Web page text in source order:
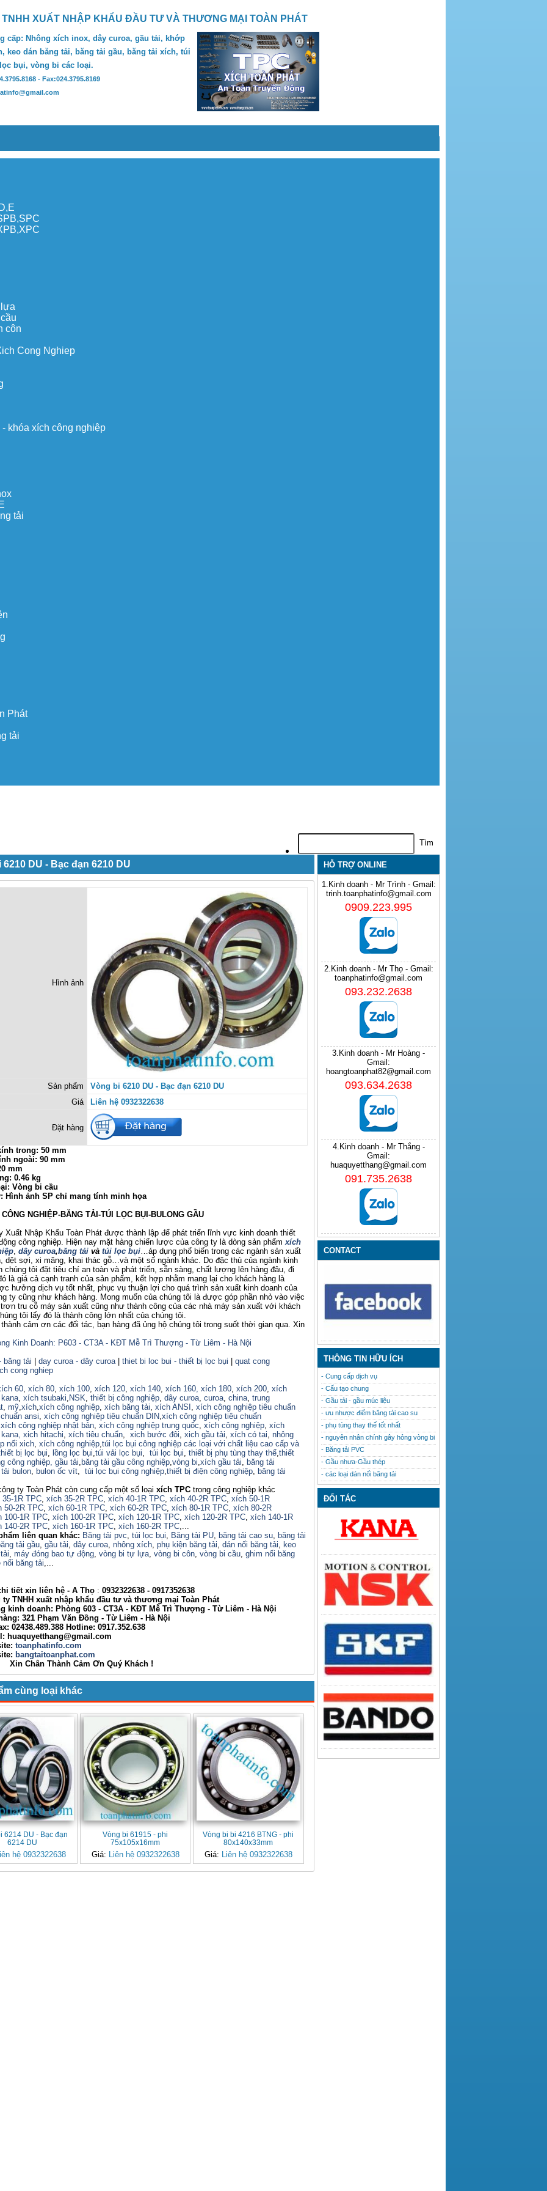
TNHH XUẤT NHẬP KHẨU ĐẦU TƯ VÀ THƯƠNG MẠI TOÀN PHÁT
cấp: Nhông xích inox, dây curoa, gầu tải, khớp
keo dán băng tải, băng tải gầu, băng tải xích, túi
bụi, vòng bi các loại.
- Fax:024.3795.8169
côn
Cong Nghiep
khóa xích công nghiệp
tải
Phát
tải
DU - Bạc đạn 6210 DU
Hình ảnh
Sản phẩm
Vòng bi 6210 DU - Bạc đạn 6210 DU
Giá
Liên hệ 0932322638
Đặt hàng
trong: 50 mm
ngoài: 90 mm
mm
0.46 kg
Vòng bi cầu
Hình ảnh SP chỉ mang tính minh họa
NGHIỆP-BĂNG TẢI-TÚI LỌC BỤI-BULONG GẦU
Nhập Khẩu Toàn Phát được thành lập để phát triển lĩnh vực kinh doanh thiết
công nghiệp. Hiện nay mặt hàng chiến lược của công ty là dòng sản phẩm xích
, dây curoa,băng tải và túi lọc bụi…áp dụng phổ biến trong các ngành sản xuất
dệt sợi, xi măng, khai thác gỗ…và một số ngành khác. Do đặc thù của ngành kinh
chúng tôi đặt tiêu chí an toàn và phát triển, sẵn sàng, chất lượng lên hàng đâu, đi
là giá cả cạnh tranh của sản phẩm, kết hợp nhằm mang lại cho khách hàng là
hưởng dịch vụ tốt nhất, phục vụ thuận lợi cho quá trình sản xuất kinh doanh của
ty cũng như khách hàng. Mong muốn của chúng tôi là được góp phần nhỏ vào việc
tru cỗ máy sản xuất cũng như thành công của các nhà máy sản xuất với khách
tôi lấy đó là thành công lớn nhất của chúng tôi.
cảm ơn các đối tác, bạn hàng đã ủng hộ chúng tôi trong suốt thời gian qua. Xin
Kinh Doanh: P603 - CT3A - KĐT Mễ Trì Thượng - Từ Liêm - Hà Nội
băng tải
day curoa - dây curoa| thiet bi loc bui - thiết bị lọc bụi
quat cong
cong nghiep
60, xích 80, xích 100, xích 120, xích 140, xích 160, xích 180, xích 200, xích
, xích tsubaki, NSK, thiết bị công nghiệp, dây curoa, curoa, china, trung
, mỹ,xích,xích công nghiệp, xích băng tải, xích ANSI , xích công nghiệp tiêu chuẩn
ansi, xích công nghiệp tiêu chuẩn DIN,xích công nghiệp tiêu chuẩn
xích công nghiệp nhật bản, xích công nghiệp trung quốc, xích công nghiệp, xích
xich hitachi, xích tiêu chuẩn, xich bước đôi, xich gầu tải, xích có tai, nhông
nối xich, xích công nghiệp,túi lọc bụi công nghiệp các loại với chất liệu cao cấp và
bị lọc bụi, lồng lọc bụi,túi vải lọc bụi, túi lọc bụi, thiết bị phụ tùng thay thế,thiết
công nghiệp, gầu tải, băng tải gầu công nghiệp,vòng bi,xích gầu tải, băng tải
bulon, bulon ốc vít, túi lọc bụi công nghiệp,thiết bị điện công nghiệp, băng tải
ty Toàn Phát còn cung cấp một số loại xích TPC trong công nghiệp khác
1R TPC, xích 35-2R TPC, xích 40-1R TPC, xích 40-2R TPC, xích 50-1R
50-2R TPC, xích 60-1R TPC, xích 60-2R TPC, xích 80-1R TPC, xích 80-2R
100-1R TPC, xích 100-2R TPC, xích 120-1R TPC, xích 120-2R TPC, xích 140-1R
140-2R TPC, xích 160-1R TPC, xích 160-2R TPC,...
liên quan khác: Băng tải pvc, túi lọc bụi, Băng tải PU, băng tải cao su, băng tải
tải gầu, gầu tải, dây curoa, nhông xích, phụ kiện băng tải, dán nối băng tải, keo
, máy đóng bao tự động, vòng bi tự lựa, vòng bi côn, vòng bi cầu, ghim nối băng
nối băng tải,...
tiết xin liên hệ - A Thọ : 0932322638 - 0917352638
TNHH xuất nhập khẩu đầu tư và thương mại Toàn Phát
doanh: Phòng 603 - CT3A - KĐT Mễ Trì Thượng - Từ Liêm - Hà Nội
321 Phạm Văn Đồng - Từ Liêm - Hà Nội
Hotline: 0917.352.638
toanphatinfo.com
bangtaitoanphat.com
Thành Cảm Ơn Quý Khách !
cùng loại khác
6214 DU - Bạc đạn
6214 DU
hệ 0932322638
Vòng bi 61915 - phi
75x105x16mm
Giá: Liên hệ 0932322638
Vòng bi bi 4216 BTNG - phi
80x140x33mm
Giá: Liên hệ 0932322638
HỖ TRỢ ONLINE
1.Kinh doanh - Mr Trình - Gmail:
trinh.toanphatinfo@gmail.com
0909.223.995
2.Kinh doanh - Mr Thọ - Gmail:
toanphatinfo@gmail.com
093.232.2638
3.Kinh doanh - Mr Hoàng -
Gmail:
hoangtoanphat82@gmail.com
093.634.2638
4.Kinh doanh - Mr Thắng -
Gmail:
huaquyetthang@gmail.com
091.735.2638
CONTACT
THÔNG TIN HỮU ÍCH
- Cung cấp dịch vụ
- Cấu tạo chung
- Gầu tải - gầu múc liệu
- ưu nhược điểm băng tải cao su
- phụ tùng thay thế tốt nhất
- nguyên nhân chính gây hỏng vòng bi
- Băng tải PVC
- Gầu nhưa-Gầu thép
- các loại dán nối băng tải
ĐỐI TÁC